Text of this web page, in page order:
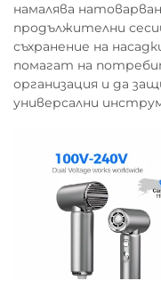
намалява
продължителни
съхранение на
помагат на
организация и да
универсални